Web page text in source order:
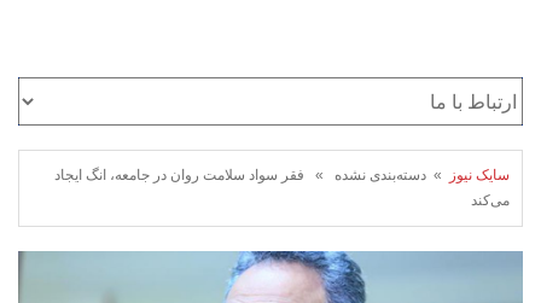
سایک نیوز
» دسته‌بندی نشده » فقر سواد سلامت روان در جامعه، انگ ایجاد
می‌کند